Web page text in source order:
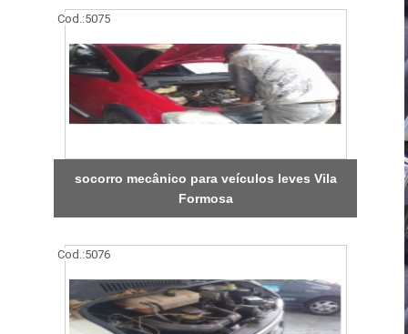
Cod.:5075
socorro mecânico para veículos leves Vila
Formosa
Cod.:5076